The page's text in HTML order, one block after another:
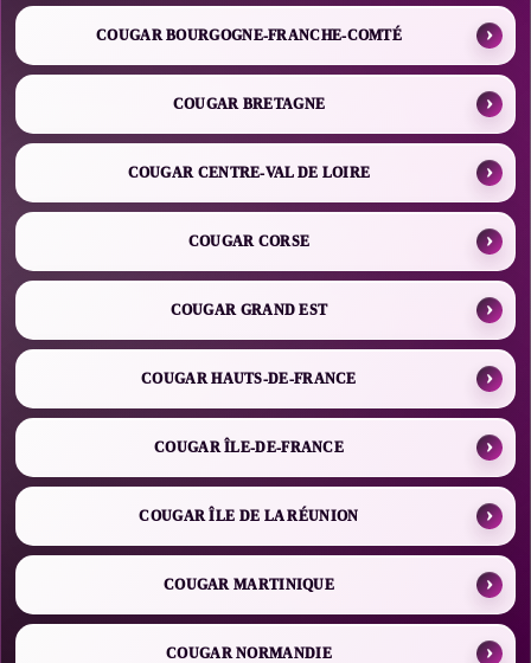
COUGAR BOURGOGNE-FRANCHE-COMTÉ
COUGAR BRETAGNE
COUGAR CENTRE-VAL DE LOIRE
COUGAR CORSE
COUGAR GRAND EST
COUGAR HAUTS-DE-FRANCE
COUGAR ÎLE-DE-FRANCE
COUGAR ÎLE DE LA RÉUNION
COUGAR MARTINIQUE
COUGAR NORMANDIE